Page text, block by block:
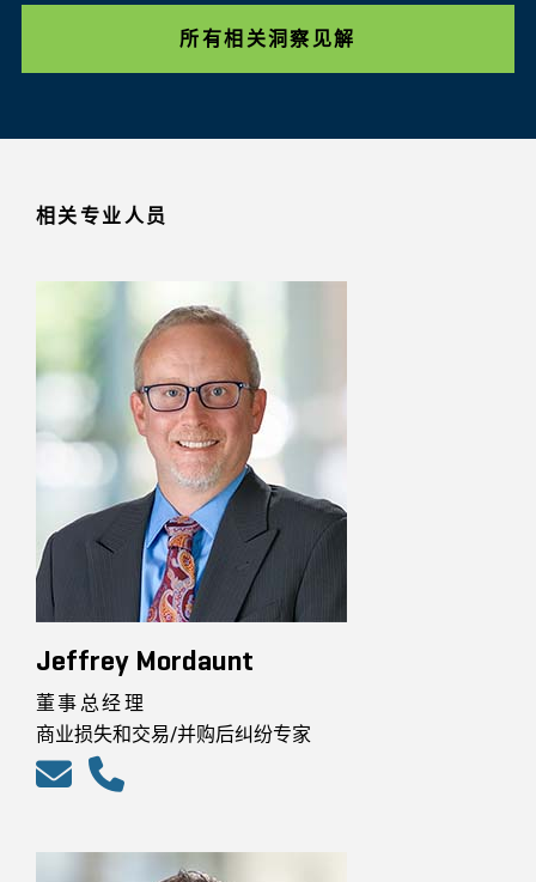
所有相关洞察见解
相关专业人员
Jeffrey Mordaunt
董事总经理
商业损失和交易/并购后纠纷专家